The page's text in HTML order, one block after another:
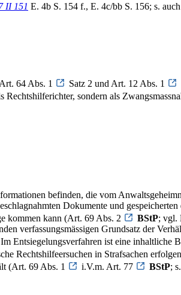
II 151 E. 4b S. 154 f., E. 4c/bb S. 156; s.
64 Abs. 1 Satz 2 und Art. 12 Abs. 1
sondern als
befinden, die vom
Dokumente und gespeicherten
kommen kann (Art. 69 Abs. 2
BStP; vgl.
verfassungsmässigen Grundsatz der
Entsiegelungsverfahren ist eine inhaltliche
Rechtshilfeersuchen in Strafsachen
(Art. 69 Abs. 1 i.V.m. Art. 77 BStP;